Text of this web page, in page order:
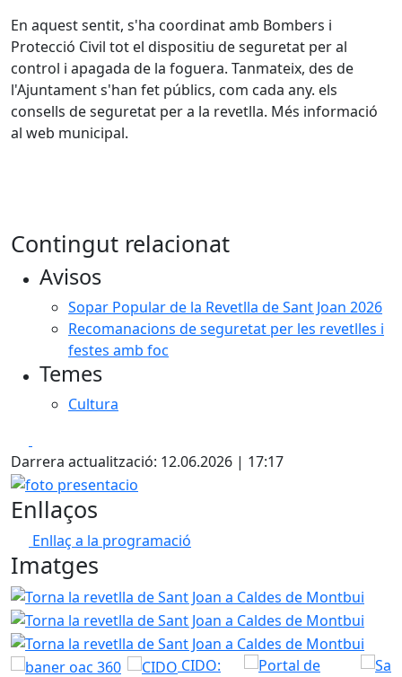
En aquest sentit, s'ha coordinat amb Bombers i
Protecció Civil tot el dispositiu de seguretat per al
control i apagada de la foguera. Tanmateix, des de
l'Ajuntament s'han fet públics, com cada any. els
consells de seguretat per a la revetlla. Més informació
al web municipal.
Contingut relacionat
Avisos
Sopar Popular de la Revetlla de Sant Joan 2026
Recomanacions de seguretat per les revetlles i
festes amb foc
Temes
Cultura
Darrera actualització: 12.06.2026 | 17:17
foto presentacio
Enllaços
Enllaç a la programació
Imatges
Torna la revetlla de Sant Joan a Caldes de Montbui
CIDO: